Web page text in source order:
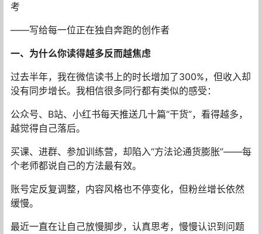
考
——写给每一位正在独自奔跑的创作者
一、为什么你读得越多反而越焦虑
过去半年，我在微信读书上的时长增加了300%，但收入却
没有同步增长。我相信很多同行都有类似的感受：
公众号、B站、小红书每天推送几十篇“干货”，看得越多，
越觉得自己落后。
买课、进群、参加训练营，却陷入“方法论通货膨胀”——每
个老师都说自己的方法最有效。
账号定反复调整，内容风格也不停变化，但粉丝增长依然
缓慢。
最近一直在让自己放慢脚步，认真思考，慢慢认识到问题